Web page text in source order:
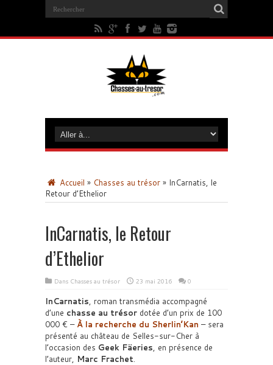
Accueil » Chasses au trésor » InCarnatis, le
Retour d’Ethelior
InCarnatis, le Retour
d’Ethelior
Dans Chasses au trésor 23 mai 2016 0
InCarnatis, roman transmédia accompagné
d’une chasse au trésor dotée d’un prix de 100
000 € – À la recherche du Sherlin’Kan – sera
présenté au château de Selles-sur-Cher à
l’occasion des Geek Fäeries, en présence de
l’auteur, Marc Frachet.